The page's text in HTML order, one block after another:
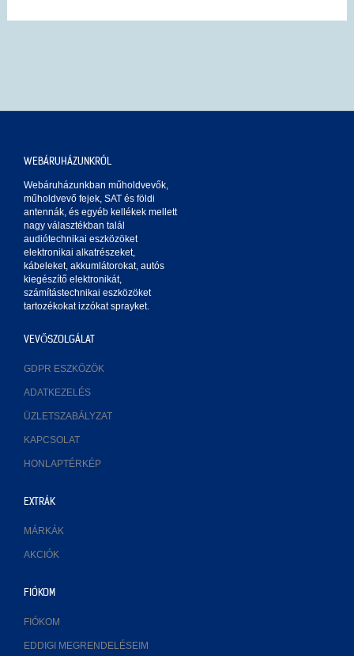
WEBÁRUHÁZUNKRÓL
Webáruházunkban műholdvevők,
műholdvevő fejek, SAT és földi
antennák, és egyéb kellékek mellett
nagy választékban talál
audiótechnikai eszközöket
elektronikai alkatrészeket,
kábeleket, akkumlátorokat, autós
kiegészítő elektronikát,
számítástechnikai eszközöket
tartozékokat izzókat sprayket.
VEVŐSZOLGÁLAT
GDPR ESZKÖZÖK
ADATKEZELÉS
ÜZLETSZABÁLYZAT
KAPCSOLAT
HONLAPTÉRKÉP
EXTRÁK
MÁRKÁK
AKCIÓK
FIÓKOM
FIÓKOM
EDDIGI MEGRENDELÉSEIM